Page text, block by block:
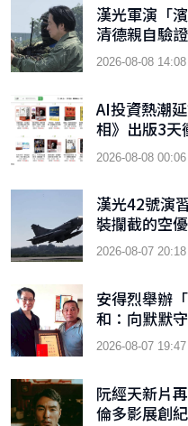
漢光軍演「
清德親自驗
2026-08-08 14:08
AI投資熱潮
相》出版3天
9
2026-08-08 00:06
漢光42號演
裝攔截的空
2026-08-07 20:18
安得烈舉辦
和：向默默
2026-08-07 19:47
阮經天新片
倫多影展創